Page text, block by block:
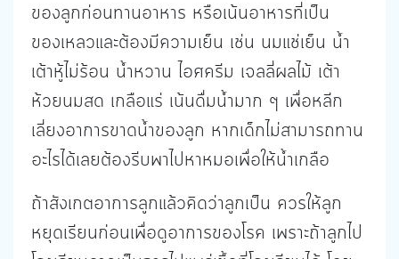
ของลูกก่อนทานอาหาร หรือเน้นอาหารที่เป็น
ของเหลวและต้องมีความเย็น เช่น นมแช่เย็น น้ำ
เต้าหู้ไม่ร้อน น้ำหวาน ไอศครีม เจลลี่ผลไม้ เต้า
ห้วยนมสด เกลือแร่ เน้นดื่มน้ำมาก ๆ เพื่อหลีก
เลี่ยงอาการขาดน้ำของลูก หากเด็กไม่สามารถทาน
อะไรได้เลยต้องรีบพาไปหาหมอเพื่อให้น้ำเกลือ
ถ้าสังเกตอาการลูกแล้วคิดว่าลูกเป็น ควรให้ลูก
หยุดเรียนก่อนเพื่อดูอาการของโรค เพราะถ้าลูกไป